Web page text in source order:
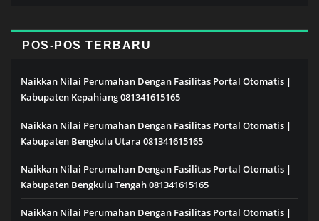
POS-POS TERBARU
Naikkan Nilai Perumahan Dengan Fasilitas Portal Otomatis |
Kabupaten Kepahiang 081341615165
Naikkan Nilai Perumahan Dengan Fasilitas Portal Otomatis |
Kabupaten Bengkulu Utara 081341615165
Naikkan Nilai Perumahan Dengan Fasilitas Portal Otomatis |
Kabupaten Bengkulu Tengah 081341615165
Naikkan Nilai Perumahan Dengan Fasilitas Portal Otomatis |